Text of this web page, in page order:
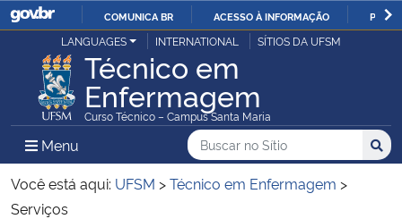
IR
PARA
O
CONTEÚDO
COMUNICA BR ACESSO À INFORMAÇÃO
Ministério da Justiça e Segurança Pública
Ministério da Defesa
Ministério das Relações Exteriores
LANGUAGES INTERNATIONAL SÍTIOS DA UFSM
Técnico em
Enfermagem
Curso Técnico – Campus Santa Maria
Menu Menu Principal do Sítio
Busca
Buscar no no Sítio
Busca:
Você está aqui: UFSM >Técnico em Enfermagem >
Serviços